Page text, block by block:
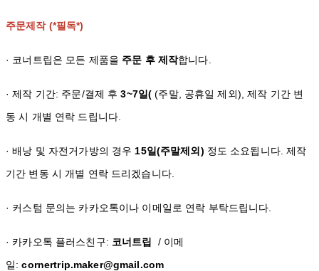
주문제작 (*필독*)
· 코너트립은 모든 제품을 주문 후 제작합니다.
· 제작 기간: 주문/결제 후3~7일( (주말, 공휴일 제외), 제작 기간 변
동 시 개별 연락 드립니다.
· 배낭 및 자전거가방의 경우 15일(주말제외) 정도 소요됩니다. 제작
기간 변동 시 개별 연락 드리겠습니다.
· 커스텀 문의는 카카오톡이나 이메일로 연락 부탁드립니다.
· 카카오톡 플러스친구: 코너트립
/ 이메
일:cornertrip.maker@gmail.com